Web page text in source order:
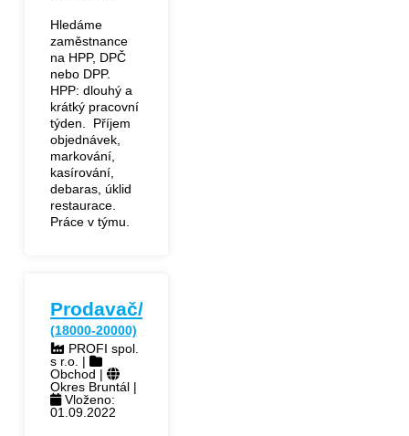
Hledáme
zaměstnance
na HPP, DPČ
nebo DPP.
HPP: dlouhý a
krátký pracovní
týden. Příjem
objednávek,
markování,
kasírování,
debaras, úklid
restaurace.
Práce v týmu.
Prodavač/ka
(18000-20000)
PROFI spol.
s r.o. |
Obchod |
Okres Bruntál |
Vloženo:
01.09.2022